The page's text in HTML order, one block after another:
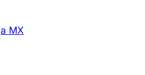
MX